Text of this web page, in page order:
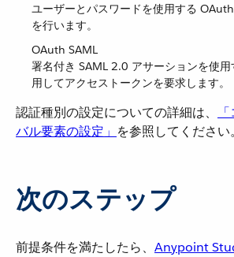
ユーザーとパスワードを使用する
を行います。
OAuth SAML
署名付き SAML 2.0 アサーションを使
用してアクセストークンを要求します。
認証種別の設定についての詳細は、​
バル要素の設定」 ​を参照してください。
次のステップ
前提条件を満たしたら、​ Anypoint